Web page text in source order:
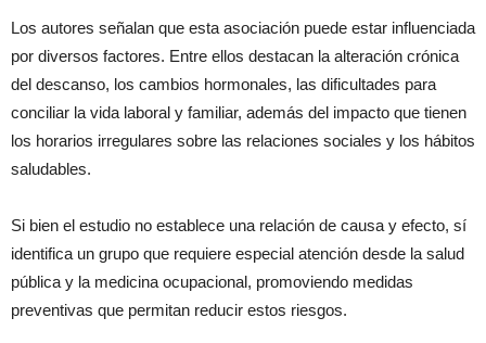
Los autores señalan que esta asociación puede estar influenciada
por diversos factores. Entre ellos destacan la alteración crónica
del descanso, los cambios hormonales, las dificultades para
conciliar la vida laboral y familiar, además del impacto que tienen
los horarios irregulares sobre las relaciones sociales y los hábitos
saludables.
Si bien el estudio no establece una relación de causa y efecto, sí
identifica un grupo que requiere especial atención desde la salud
pública y la medicina ocupacional, promoviendo medidas
preventivas que permitan reducir estos riesgos.